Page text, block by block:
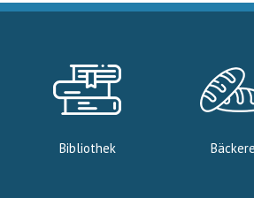
Bibliothek